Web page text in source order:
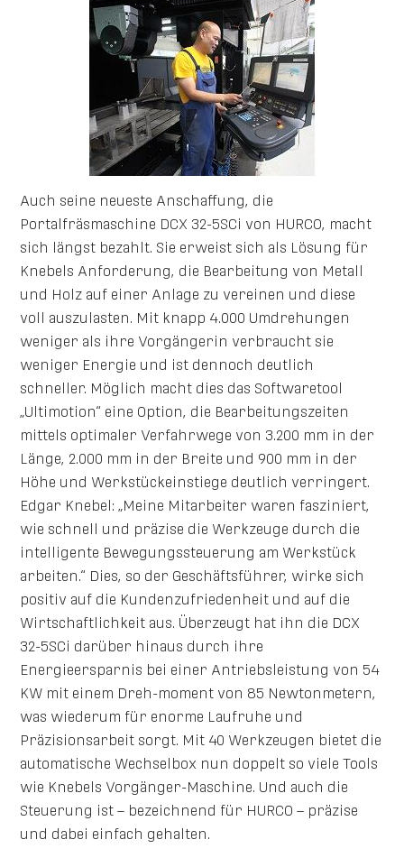
Auch seine neueste Anschaffung, die
Portalfräsmaschine DCX 32-5SCi von HURCO, macht
sich längst bezahlt. Sie erweist sich als Lösung für
Knebels Anforderung, die Bearbeitung von Metall
und Holz auf einer Anlage zu vereinen und diese
voll auszulasten. Mit knapp 4.000 Umdrehungen
weniger als ihre Vorgängerin verbraucht sie
weniger Energie und ist dennoch deutlich
schneller. Möglich macht dies das Softwaretool
„Ultimotion“ eine Option, die Bearbeitungszeiten
mittels optimaler Verfahrwege von 3.200 mm in der
Länge, 2.000 mm in der Breite und 900 mm in der
Höhe und Werkstückeinstiege deutlich verringert.
Edgar Knebel: „Meine Mitarbeiter waren fasziniert,
wie schnell und präzise die Werkzeuge durch die
intelligente Bewegungssteuerung am Werkstück
arbeiten.“ Dies, so der Geschäftsführer, wirke sich
positiv auf die Kundenzufriedenheit und auf die
Wirtschaftlichkeit aus. Überzeugt hat ihn die DCX
32-5SCi darüber hinaus durch ihre
Energieersparnis bei einer Antriebsleistung von 54
KW mit einem Dreh-moment von 85 Newtonmetern,
was wiederum für enorme Laufruhe und
Präzisionsarbeit sorgt. Mit 40 Werkzeugen bietet die
automatische Wechselbox nun doppelt so viele Tools
wie Knebels Vorgänger-Maschine. Und auch die
Steuerung ist – bezeichnend für HURCO – präzise
und dabei einfach gehalten.